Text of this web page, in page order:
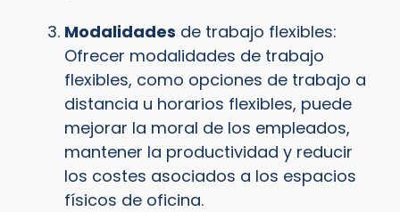
Modalidades de trabajo flexibles:
Ofrecer modalidades de trabajo
flexibles, como opciones de trabajo a
distancia u horarios flexibles, puede
mejorar la moral de los empleados,
mantener la productividad y reducir
los costes asociados a los espacios
físicos de oficina.